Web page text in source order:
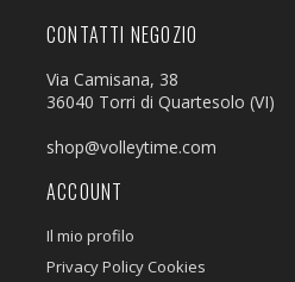
CONTATTI NEGOZIO
Via Camisana, 38
36040 Torri di Quartesolo (VI)
shop@volleytime.com
ACCOUNT
Il mio profilo
Privacy Policy Cookies